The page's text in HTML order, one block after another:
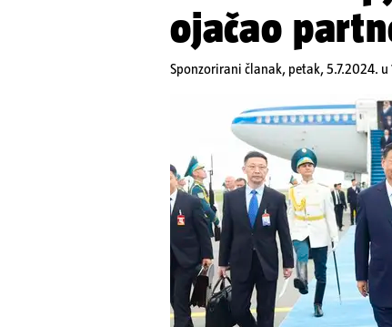
ojačao
Sponzorirani članak, petak, 5.7.2024. u